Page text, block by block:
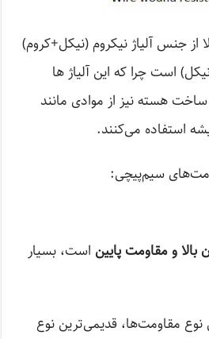
از جنس آلیاژ نیکروم (نیکل+کروم)
است چرا که این آلیاژ ها
ساخت هسته نیز از موادی مانند
استفاده می‌کنند.
سیم‌پیچی:
بالا و مقاومت پایین است، بسیار
مقاومت‌ها، قدیمی‌ترین نوع